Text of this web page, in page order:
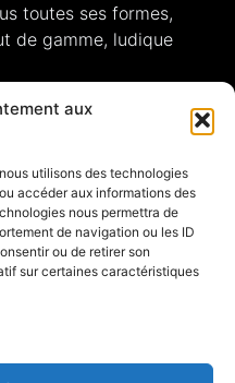
aux
utilisons des technologies
accéder aux informations des
nous permettra de
de navigation ou les ID
ou de retirer son
sur certaines caractéristiques
toutes ses formes,
de gamme, ludique
nous ?
NOUS